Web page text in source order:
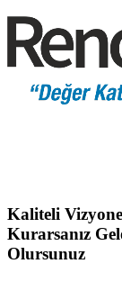
Kaliteli
Kurarsanız
Olursunuz